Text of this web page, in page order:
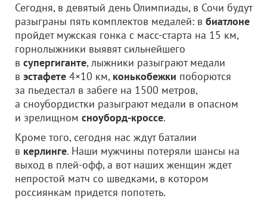
Сегодня, в девятый день Олимпиады, в Сочи будут
разыграны пять комплектов медалей: в биатлоне
пройдет мужская гонка с масс-старта на 15 км,
горнолыжники выявят сильнейшего
в супергиганте, лыжники разыграют медали
в эстафете 4×10 км, конькобежки поборются
за пьедестал в забеге на 1500 метров,
а сноубордистки разыграют медали в опасном
и зрелищном сноуборд-кроссе.
Кроме того, сегодня нас ждут баталии
в керлинге. Наши мужчины потеряли шансы на
выход в плей-офф, а вот наших женщин ждет
непростой матч со шведками, в котором
россиянкам придется попотеть.